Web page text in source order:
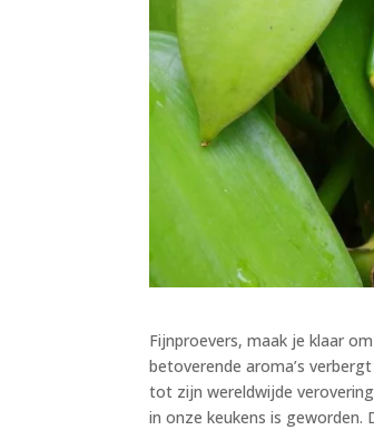
Fijnproevers, maak je klaar
betoverende aroma’s
tot zijn wereldwijde
in onze keukens is